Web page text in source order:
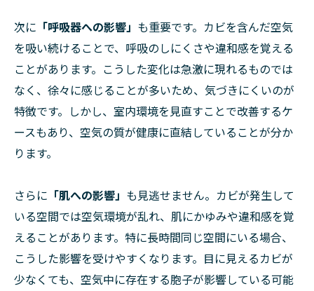
次に 「呼吸器への影響」 も重要です。カビを含んだ空気
を吸い続けることで、呼吸のしにくさや違和感を覚える
ことがあります。こうした変化は急激に現れるものでは
なく、徐々に感じることが多いため、気づきにくいのが
特徴です。しかし、室内環境を見直すことで改善するケ
ースもあり、空気の質が健康に直結していることが分か
ります。
さらに 「肌への影響」 も見逃せません。カビが発生して
いる空間では空気環境が乱れ、肌にかゆみや違和感を覚
えることがあります。特に長時間同じ空間にいる場合、
こうした影響を受けやすくなります。目に見えるカビが
少なくても、空気中に存在する胞子が影響している可能